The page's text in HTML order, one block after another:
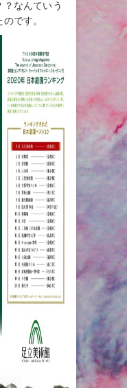
なんていう
です。